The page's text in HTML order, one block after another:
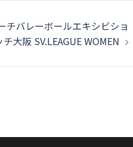
チバレーボールエキシビショ
大阪 SV.LEAGUE WOMEN